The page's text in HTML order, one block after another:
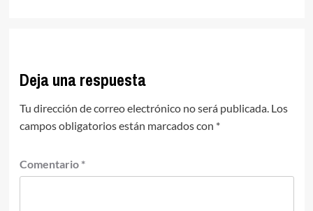
Deja una respuesta
Tu dirección de correo electrónico no será publicada. Los
campos obligatorios están marcados con *
Comentario *